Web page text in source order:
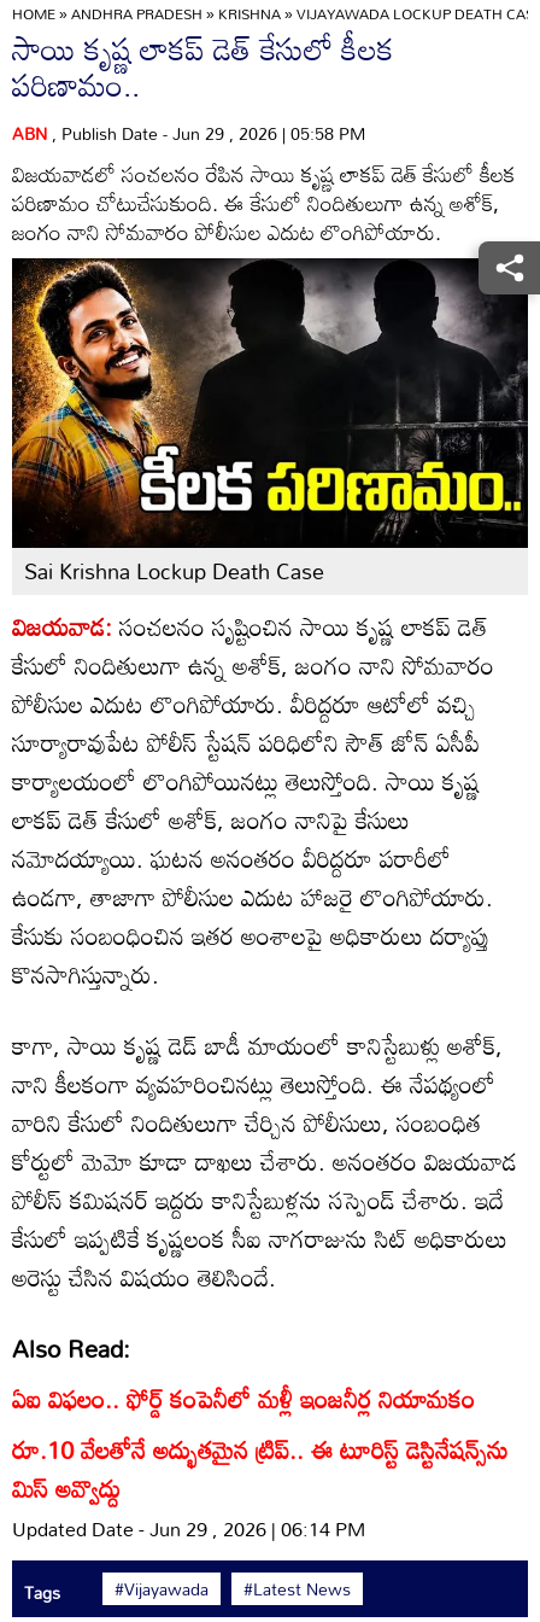
HOME»ANDHRA PRADESH»KRISHNA»VIJAYAWADA LOCKUP DEATH
సాయి కృష్ణ లాకప్ డెత్ కేసులో కీలక
పరిణామం..
ABN, Publish Date - Jun 29 , 2026 | 05:58 PM
విజయవాడలో సంచలనం రేపిన సాయి కృష్ణ లాకప్ డెత్ కేసులో కీలక
పరిణామం చోటుచేసుకుంది. ఈ కేసులో నిందితులుగా ఉన్న అశోక్,
జంగం నాని సోమవారం పోలీసుల ఎదుట లొంగిపోయారు.
Sai Krishna Lockup Death Case
విజయవాడ:సంచలనం సృష్టించిన సాయి కృష్ణ లాకప్ డెత్
కేసులో నిందితులుగా ఉన్న అశోక్, జంగం నాని సోమవారం
పోలీసుల ఎదుట లొంగిపోయారు. వీరిద్దరూ ఆటోలో వచ్చి
సూర్యారావుపేట పోలీస్ స్టేషన్ పరిధిలోని సౌత్ జోన్ ఏసీపీ
కార్యాలయంలో లొంగిపోయినట్లు తెలుస్తోంది. సాయి కృష్ణ
లాకప్ డెత్ కేసులో అశోక్, జంగం నానిపై కేసులు
నమోదయ్యాయి. ఘటన అనంతరం వీరిద్దరూ పరారీలో
ఉండగా, తాజాగా పోలీసుల ఎదుట హాజరై లొంగిపోయారు.
కేసుకు సంబంధించిన ఇతర అంశాలపై అధికారులు దర్యాప్తు
కొనసాగిస్తున్నారు.
కాగా, సాయి కృష్ణ డెడ్ బాడీ మాయంలో కానిస్టేబుళ్లు అశోక్,
నాని కీలకంగా వ్యవహరించినట్లు తెలుస్తోంది. ఈ నేపథ్యంలో
వారిని కేసులో నిందితులుగా చేర్చిన పోలీసులు, సంబంధిత
కోర్టులో మెమో కూడా దాఖలు చేశారు. అనంతరం విజయవాడ
పోలీస్ కమిషనర్ ఇద్దరు కానిస్టేబుళ్లను సస్పెండ్ చేశారు. ఇదే
కేసులో ఇప్పటికే కృష్ణలంక సీఐ నాగరాజును సిట్ అధికారులు
అరెస్టు చేసిన విషయం తెలిసిందే.
Also Read:
ఏఐ విఫలం.. ఫోర్డ్ కంపెనీలో మళ్లీ ఇంజనీర్ల నియామకం
రూ.10 వేలతోనే అద్భుతమైన ట్రిప్.. ఈ టూరిస్ట్ డెస్టినేషన్స్‌ను
మిస్ అవ్వొద్దు
Updated Date - Jun 29 , 2026 | 06:14 PM
Tags #Vijayawada #Latest News